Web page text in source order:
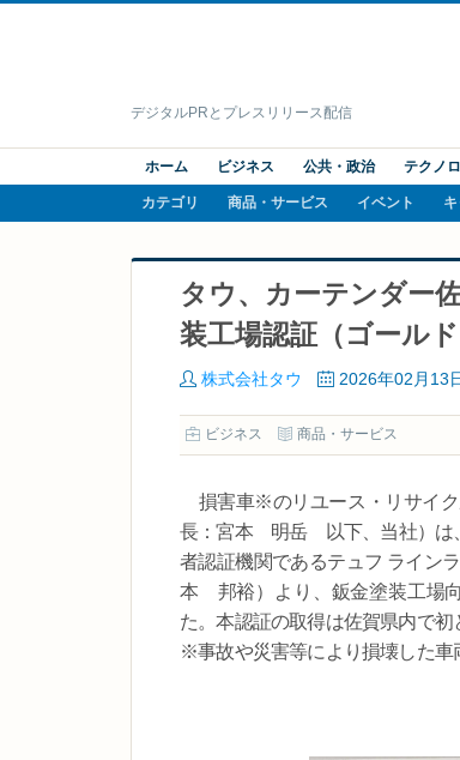
デジタルPRとプレスリリース配信
ホーム ビジネス 公共・政治 テクノ
カテゴリ 商品・サービス イベント
タウ、カーテンダー
装工場認証（ゴール
株式会社タウ 2026年02月13
ビジネス 商品・サービス
損害車※のリユース・リサイク
長：宮本 明岳 以下、当社）は
者認証機関であるテュフ ライン
本 邦裕）より、鈑金塗装工場
た。本認証の取得は佐賀県内で初
※事故や災害等により損壊した車